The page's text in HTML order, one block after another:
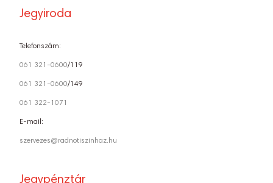
Jegyiroda
Telefonszám:
061 321-0600/119
061 321-0600/149
061 322-1071
E-mail:
szervezes@radnotiszinhaz.hu
Jegypénztár